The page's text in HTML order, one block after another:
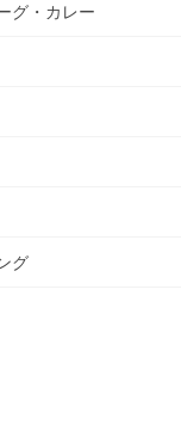
グ・カレー
グ